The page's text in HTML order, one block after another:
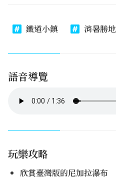
鐵道小鎮 消暑勝地
語音導覽
玩樂攻略
欣賞臺灣版的尼加拉瀑布